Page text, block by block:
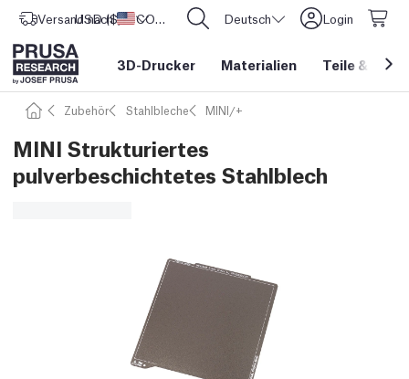
Versand nach Vereinigte Staaten
USD ($) CORE One L: Jetzt auf Lager! Deutsch Login
3D-Drucker Materialien Teile &
Zubehör Stahlbleche MINI/+
MINI Strukturiertes
pulverbeschichtetes Stahlblech